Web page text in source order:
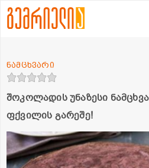
შოკოლადის უნაზესი
ფქვილის გარეშე!
ნამცხვარი